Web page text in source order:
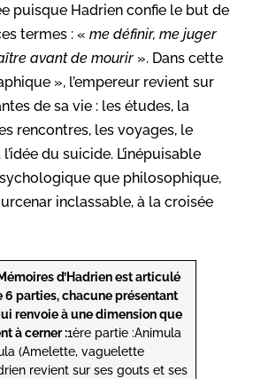
puisque Hadrien confie le but de
termes : « me définir, me juger
avant de mourir ». Dans cette
», l’empereur revient sur
de sa vie : les études, la
rencontres, les voyages, le
du suicide. L’inépuisable
que philosophique,
inclassable, à la croisée
d’Hadrien est articulé
6 parties, chacune présentant
renvoie à une dimension que
à cerner :1ère partie :Animula
(Amelette, vaguelette
revient sur ses gouts et ses